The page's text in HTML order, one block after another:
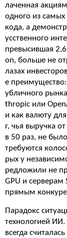
лаченная
одного из
кода, а
усственного
превысившая
on, больше не
лазах
е
убличного
thropic или
и как валюту
r, чья выручка
в 50 раз, не
требуются
рых у
редложили не
GPU и серверам
прямым
Парадокс
технологией
всегда